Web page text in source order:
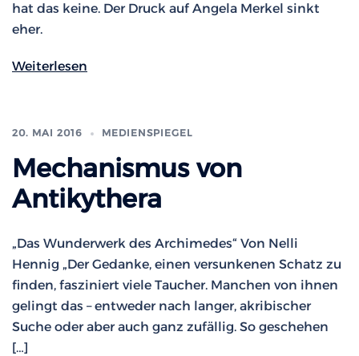
hat das keine. Der Druck auf Angela Merkel sinkt
eher.
Weiterlesen
20. MAI 2016 MEDIENSPIEGEL
Mechanismus von
Antikythera
„Das Wunderwerk des Archimedes“ Von Nelli
Hennig „Der Gedanke, einen versunkenen Schatz zu
finden, fasziniert viele Taucher. Manchen von ihnen
gelingt das – entweder nach langer, akribischer
Suche oder aber auch ganz zufällig. So geschehen
[…]